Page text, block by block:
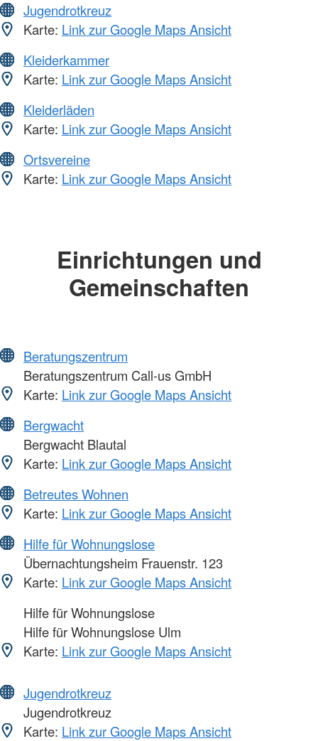
Jugendrotkreuz
Karte: Link zur Google Maps Ansicht
Kleiderkammer
Karte: Link zur Google Maps Ansicht
Kleiderläden
Karte: Link zur Google Maps Ansicht
Ortsvereine
Karte: Link zur Google Maps Ansicht
Einrichtungen und
Gemeinschaften
Beratungszentrum
Beratungszentrum Call-us GmbH
Karte: Link zur Google Maps Ansicht
Bergwacht
Bergwacht Blautal
Karte: Link zur Google Maps Ansicht
Betreutes Wohnen
Karte: Link zur Google Maps Ansicht
Hilfe für Wohnungslose
Übernachtungsheim Frauenstr. 123
Karte: Link zur Google Maps Ansicht
Hilfe für Wohnungslose
Hilfe für Wohnungslose Ulm
Karte: Link zur Google Maps Ansicht
Jugendrotkreuz
Jugendrotkreuz
Karte: Link zur Google Maps Ansicht